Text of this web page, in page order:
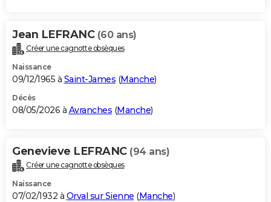
Jean LEFRANC (60 ans)
Créer une cagnotte obsèques
Naissance
09/12/1965 à Saint-James (Manche)
Décès
08/05/2026 à Avranches (Manche)
Genevieve LEFRANC (94 ans)
Créer une cagnotte obsèques
Naissance
07/02/1932 à Orval sur Sienne (Manche)